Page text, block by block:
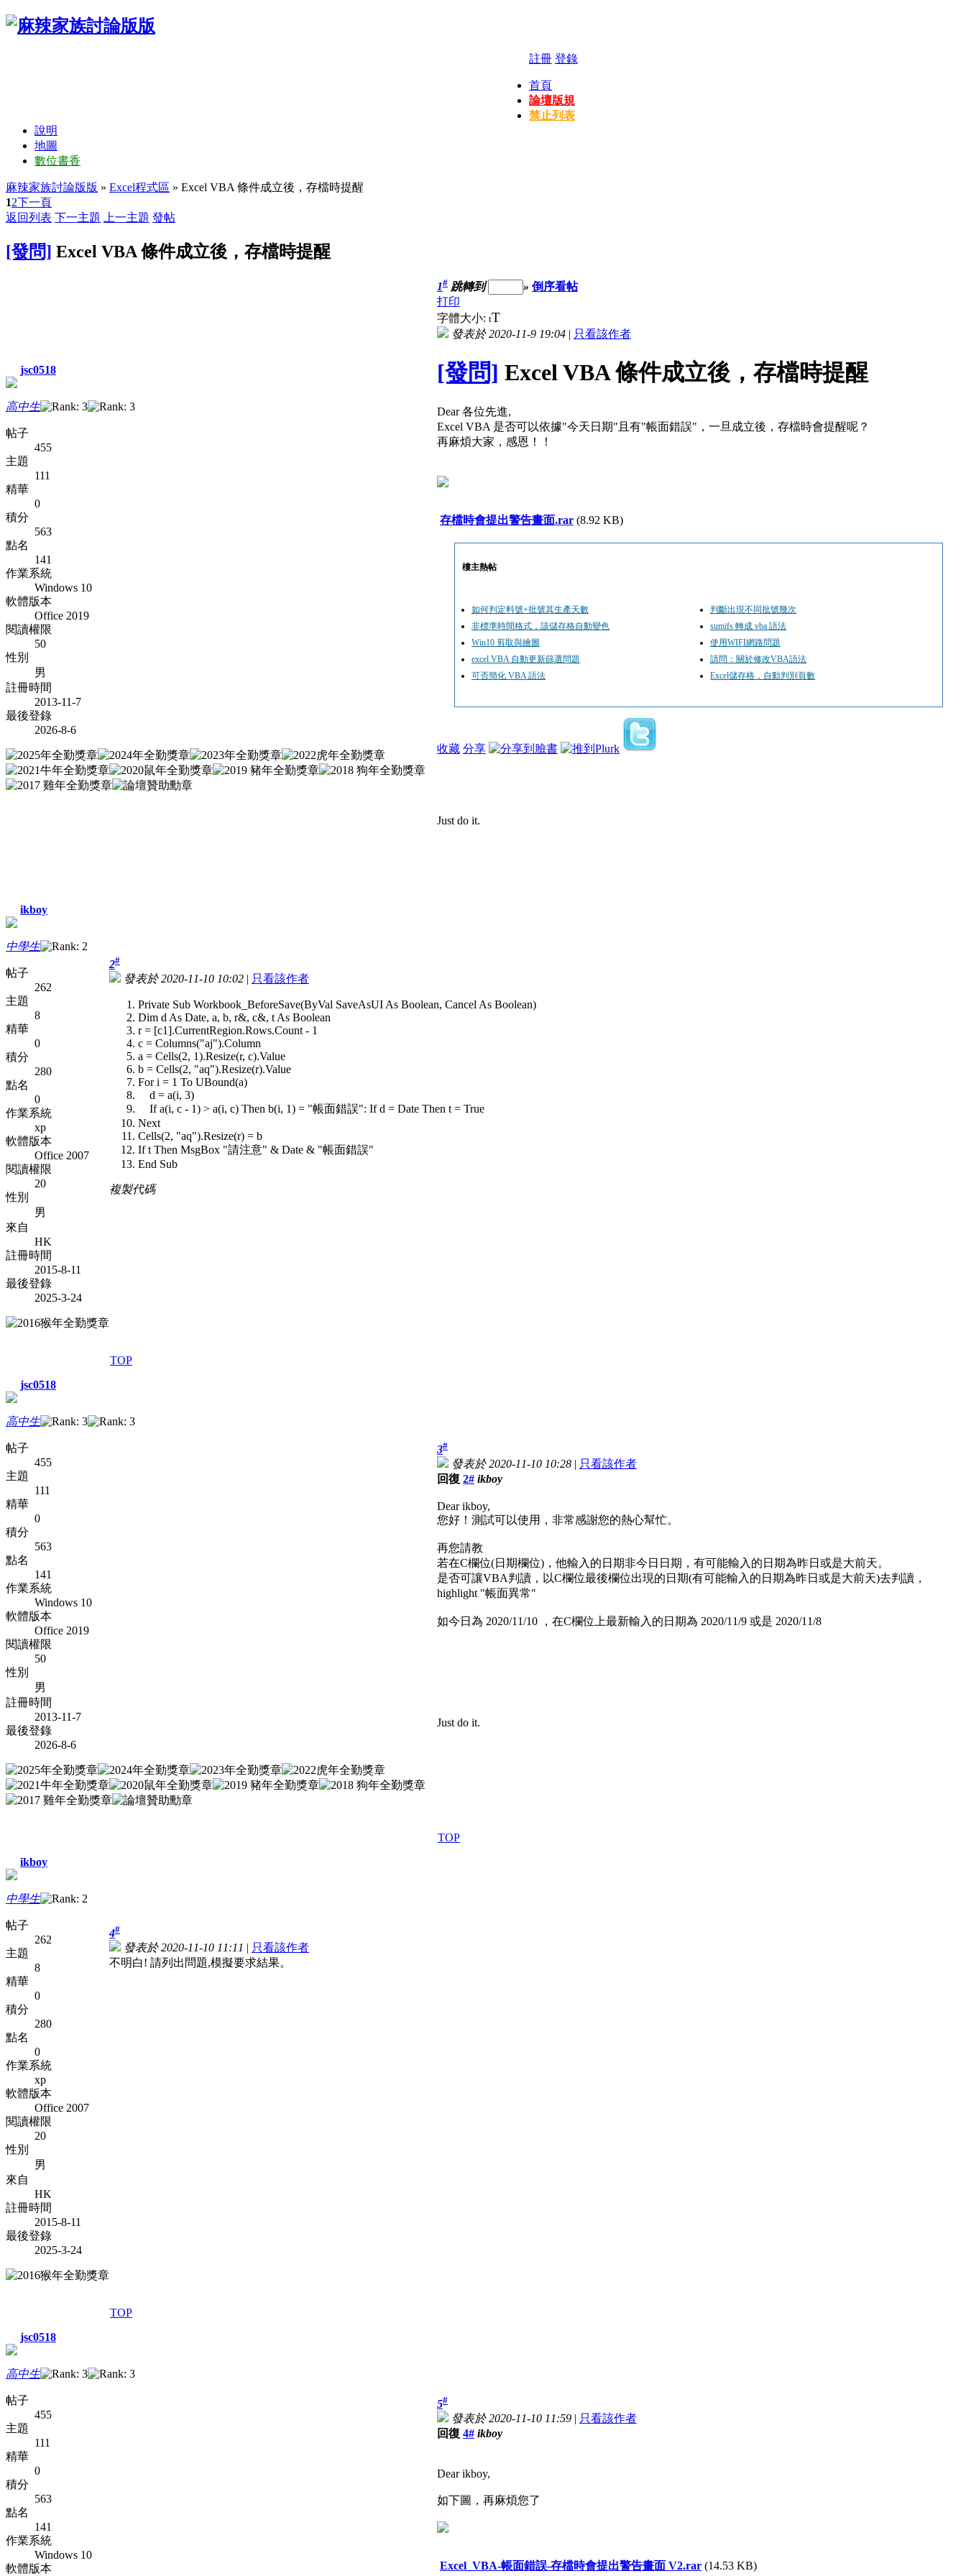
註冊 登錄
首頁
論壇版規
禁止列表
說明
地圖
數位書香
麻辣家族討論版版 » Excel程式區 » Excel VBA 條件成立後，存檔時提醒
12下一頁
返回列表 下一主題 上一主題 發帖
[發問] Excel VBA 條件成立後，存檔時提醒
jsc0518
高中生
帖子
455
主題
111
精華
0
積分
563
點名
141
作業系統
Windows 10
軟體版本
Office 2019
閱讀權限
50
性別
男
註冊時間
2013-11-7
最後登錄
2026-8-6
1# 跳轉到 » 倒序看帖
打印
字體大小: tT
發表於 2020-11-9 19:04 | 只看該作者
[發問] Excel VBA 條件成立後，存檔時提醒
Dear 各位先進,
Excel VBA 是否可以依據"今天日期"且有"帳面錯誤"，一旦成立後，存檔時會提醒呢？
再麻煩大家，感恩！！
存檔時會提出警告畫面.rar (8.92 KB)
樓主熱帖
如何判定料號+批號其生產天數
判斷出現不同批號幾次
非標準時間格式，該儲存格自動變色
sumifs 轉成 vba 語法
Win10 剪取與繪圖
使用WIFI網路問題
excel VBA 自動更新篩選問題
請問：關於修改VBA語法
可否簡化 VBA 語法
Excel儲存格，自動判別頁數
收藏 分享
Just do it.
ikboy
中學生
帖子
262
主題
8
精華
0
積分
280
點名
0
作業系統
xp
軟體版本
Office 2007
閱讀權限
20
性別
男
來自
HK
註冊時間
2015-8-11
最後登錄
2025-3-24
2#
發表於 2020-11-10 10:02 | 只看該作者
Private Sub Workbook_BeforeSave(ByVal SaveAsUI As Boolean, Cancel As Boolean)
Dim d As Date, a, b, r&, c&, t As Boolean
r = [c1].CurrentRegion.Rows.Count - 1
c = Columns("aj").Column
a = Cells(2, 1).Resize(r, c).Value
b = Cells(2, "aq").Resize(r).Value
For i = 1 To UBound(a)
d = a(i, 3)
If a(i, c - 1) > a(i, c) Then b(i, 1) = "帳面錯誤": If d = Date Then t = True
Next
Cells(2, "aq").Resize(r) = b
If t Then MsgBox "請注意" & Date & "帳面錯誤"
End Sub
複製代碼
TOP
jsc0518
高中生
帖子
455
主題
111
精華
0
積分
563
點名
141
作業系統
Windows 10
軟體版本
Office 2019
閱讀權限
50
性別
男
註冊時間
2013-11-7
最後登錄
2026-8-6
3#
發表於 2020-11-10 10:28 | 只看該作者
回復 2# ikboy
Dear ikboy,
您好！測試可以使用，非常感謝您的熱心幫忙。
再您請教
若在C欄位(日期欄位)，他輸入的日期非今日日期，有可能輸入的日期為昨日或是大前天。
是否可讓VBA判讀，以C欄位最後欄位出現的日期(有可能輸入的日期為昨日或是大前天)去判讀，
highlight "帳面異常"
如今日為 2020/11/10 ，在C欄位上最新輸入的日期為 2020/11/9 或是 2020/11/8
Just do it.
TOP
ikboy
中學生
帖子
262
主題
8
精華
0
積分
280
點名
0
作業系統
xp
軟體版本
Office 2007
閱讀權限
20
性別
男
來自
HK
註冊時間
2015-8-11
最後登錄
2025-3-24
4#
發表於 2020-11-10 11:11 | 只看該作者
不明白! 請列出問題,模擬要求結果。
TOP
jsc0518
高中生
帖子
455
主題
111
精華
0
積分
563
點名
141
作業系統
Windows 10
軟體版本
5#
發表於 2020-11-10 11:59 | 只看該作者
回復 4# ikboy
Dear ikboy,
如下圖，再麻煩您了
Excel_VBA-帳面錯誤-存檔時會提出警告畫面 V2.rar (14.53 KB)